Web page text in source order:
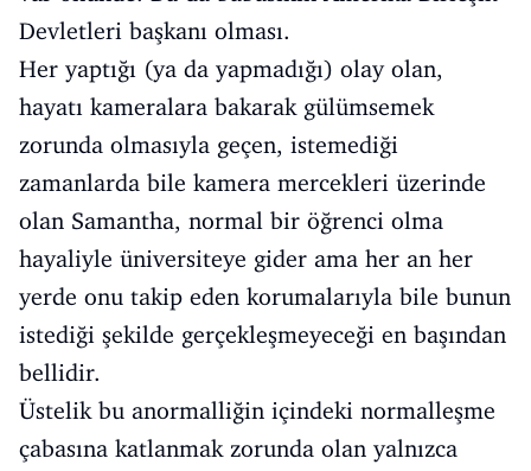
Devletleri başkanı olması.
Her yaptığı (ya da yapmadığı) olay olan,
hayatı kameralara bakarak gülümsemek
zorunda olmasıyla geçen, istemediği
zamanlarda bile kamera mercekleri üzerinde
olan Samantha, normal bir öğrenci olma
hayaliyle üniversiteye gider ama her an her
yerde onu takip eden korumalarıyla bile bunun
istediği şekilde gerçekleşmeyeceği en başından
bellidir.
Üstelik bu anormalliğin içindeki normalleşme
çabasına katlanmak zorunda olan yalnızca